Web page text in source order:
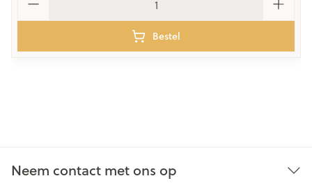
Bestel
Neem contact met ons op